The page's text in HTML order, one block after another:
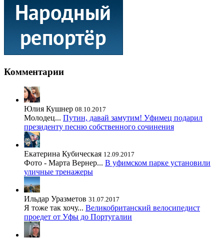
Комментарии
Юлия Кушнер 08.10.2017
Молодец... Путин, давай замутим! Уфимец подарил
президенту песню собственного сочинения
Екатерина Кубическая 12.09.2017
Фото - Марта Вернер... В уфимском парке установили
уличные тренажеры
Ильдар Уразметов 31.07.2017
Я тоже так хочу... Великобританский велосипедист
проедет от Уфы до Португалии